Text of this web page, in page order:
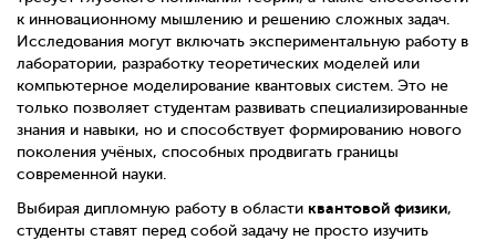
к инновационному мышлению и решению сложных задач.
Исследования могут включать экспериментальную работу в
лаборатории, разработку теоретических моделей или
компьютерное моделирование квантовых систем. Это не
только позволяет студентам развивать специализированные
знания и навыки, но и способствует формированию нового
поколения учёных, способных продвигать границы
современной науки.
Выбирая дипломную работу в области квантовой физики,
студенты ставят перед собой задачу не просто изучить